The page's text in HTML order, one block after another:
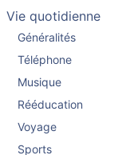
Vie quotidienne
Généralités
Téléphone
Musique
Rééducation
Voyage
Sports